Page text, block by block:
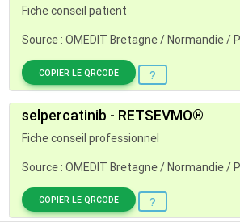
Fiche conseil patient
Source : OMEDIT Bretagne / Normandie /
COPIER LE QRCODE
selpercatinib - RETSEVMO®
Fiche conseil professionnel
Source : OMEDIT Bretagne / Normandie /
COPIER LE QRCODE